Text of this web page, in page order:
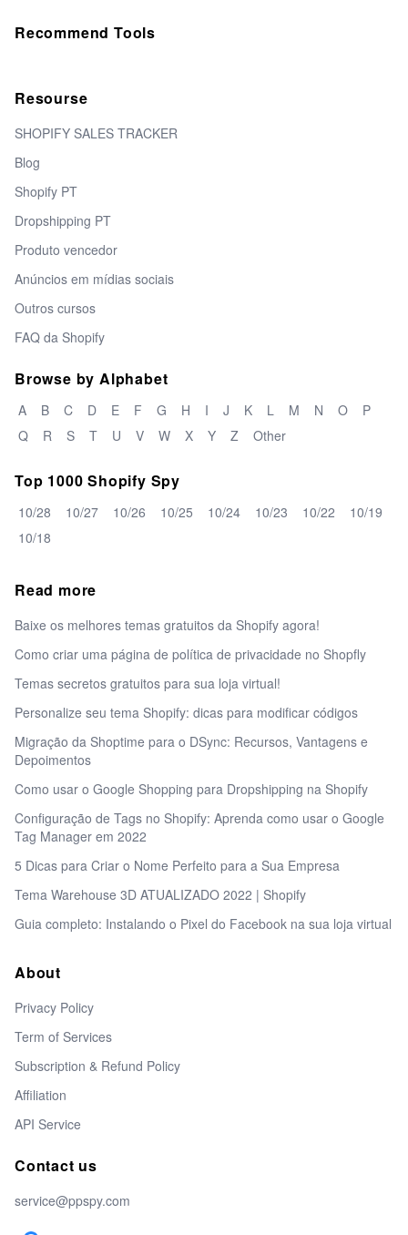
Recommend Tools
Resourse
SHOPIFY SALES TRACKER
Blog
Shopify PT
Dropshipping PT
Produto vencedor
Anúncios em mídias sociais
Outros cursos
FAQ da Shopify
Browse by Alphabet
A B C D E F G H I J K L M N O
P
Q
R S T U V W X Y Z Other
Top 1000 Shopify Spy
10/28 10/27 10/26 10/25 10/24 10/23 10/22
10/19
10/18
Read more
Baixe os melhores temas gratuitos da Shopify agora!
Como criar uma página de política de privacidade no Shopfly
Temas secretos gratuitos para sua loja virtual!
Personalize seu tema Shopify: dicas para modificar códigos
Migração da Shoptime para o DSync: Recursos, Vantagens e
Depoimentos
Como usar o Google Shopping para Dropshipping na Shopify
Configuração de Tags no Shopify: Aprenda como usar o Google
Tag Manager em 2022
5 Dicas para Criar o Nome Perfeito para a Sua Empresa
Tema Warehouse 3D ATUALIZADO 2022 | Shopify
Guia completo: Instalando o Pixel do Facebook na sua loja virtual
About
Privacy Policy
Term of Services
Subscription & Refund Policy
Affiliation
API Service
Contact us
service@ppspy.com